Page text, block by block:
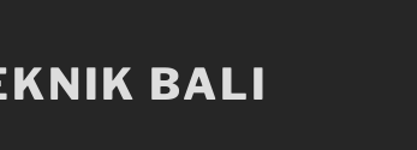
BALI